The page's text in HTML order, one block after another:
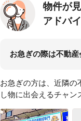
物件が
アドバ
お急ぎの際は不動産
お急ぎの方は、近隣の
し物に出会えるチャン